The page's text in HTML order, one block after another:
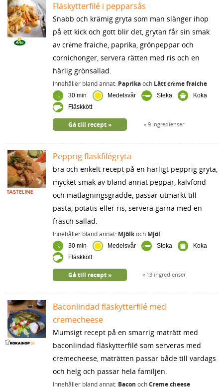
Fläskytterfilé i pepparsås
Snabb och krämig gryta som man slänger ihop
på ett kick och gott blir det, grytan får sin smak
av crème fraiche, paprika, grönpeppar och
cornichonger, servera rätten med ris och en
härlig grönsallad.
Innehåller bland annat: Paprikaoch Lätt crème fraiche
30 min Medelsvår Steka
Koka
Fläskkött
9 ingredienser
Gå till recept
Pepprig fläskfilègryta
bra och enkelt recept på en härligt pepprig gryta,
mycket smak av bland annat peppar, kalvfond
och matlagningsgrädde, passar utmärkt till
pasta, potatis eller ris, servera gärna med en
fräsch sallad.
Innehåller bland annat: Mjölkoch Mjöl
30 min Medelsvår Steka
Koka
Fläskkött
13 ingredienser
Gå till recept
Baconlindad fläskytterfilé med
cremecheese
Mumsigt recept på en smarrig maträtt med
baconlindad fläskytterfilé som serveras med
cremecheese, maträtten passar både till vardags
och helg och passar hela familjen.
Innehåller bland annat: Bacon ochCreme cheese